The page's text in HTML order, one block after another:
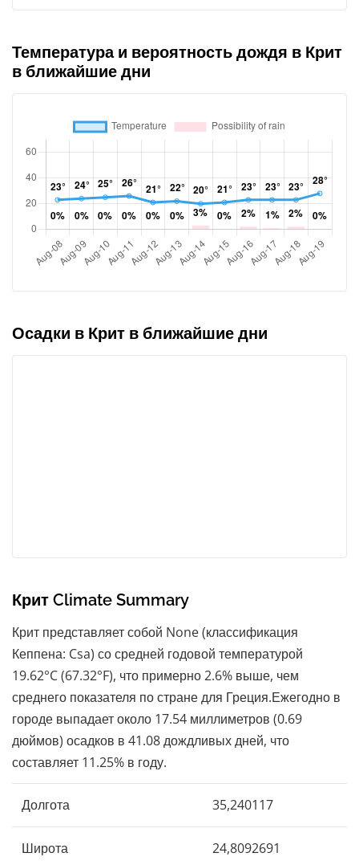
Температура и вероятность дождя в Крит
в ближайшие дни
Осадки в Крит в ближайшие дни
Крит Climate Summary
Крит представляет собой None (классификация
Кеппена: Csa) со средней годовой температурой
19.62°C (67.32°F), что примерно 2.6% выше, чем
среднего показателя по стране для Греция.Ежегодно в
городе выпадает около 17.54 миллиметров (0.69
дюймов) осадков в 41.08 дождливых дней, что
составляет 11.25% в году.
Долгота 35,240117
Широта 24,8092691